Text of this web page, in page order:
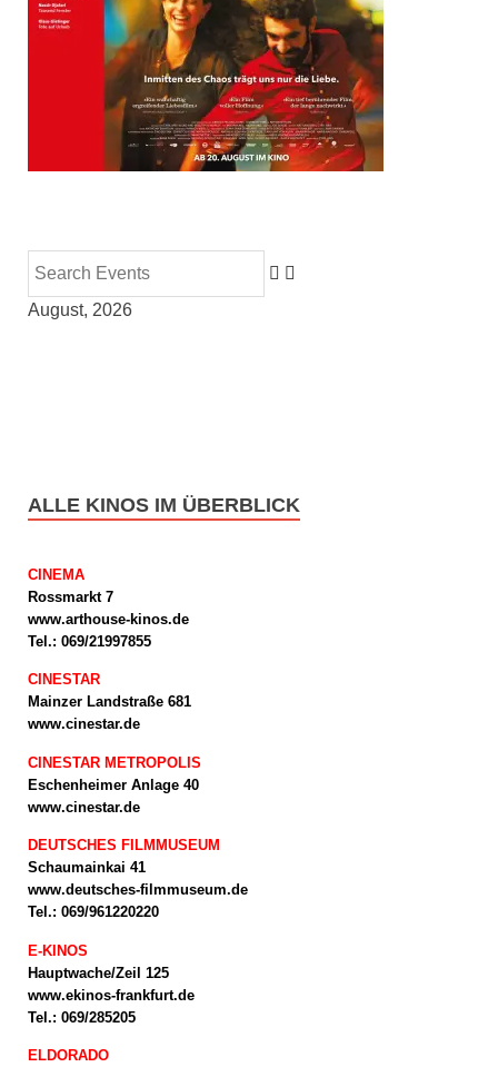
August, 2026
ALLE KINOS IM ÜBERBLICK
CINEMA
Rossmarkt 7
www.arthouse-kinos.de
Tel.: 069/21997855
CINESTAR
Mainzer Landstraße 681
www.cinestar.de
CINESTAR METROPOLIS
Eschenheimer Anlage 40
www.cinestar.de
DEUTSCHES FILMMUSEUM
Schaumainkai 41
www.deutsches-filmmuseum.de
Tel.: 069/961220220
E-KINOS
Hauptwache/Zeil 125
www.ekinos-frankfurt.de
Tel.: 069/285205
ELDORADO